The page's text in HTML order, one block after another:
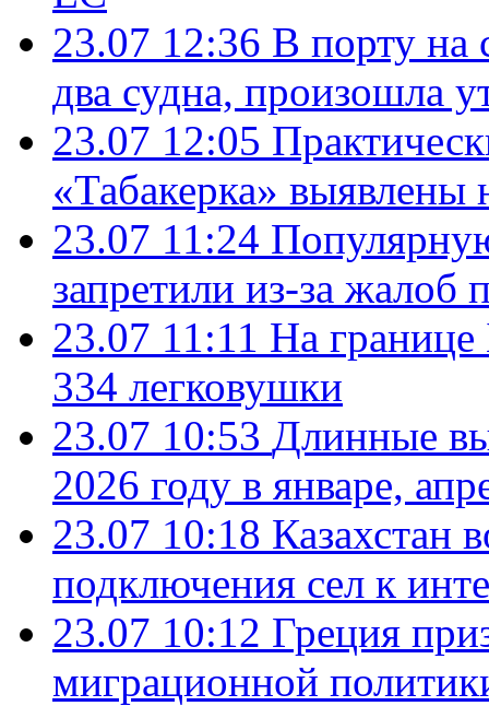
23.07 12:36 В порту на
два судна, произошла
23.07 12:05
«Табакерка»
23.07 11:24
запретили из-за жалоб
23.07 11:11 На границе
334 легковушки
23.07 10:53 Длинные
2026 году в январе,
23.07 10:18 Казахстан
подключения сел к
23.07 10:12 Греция
миграционной